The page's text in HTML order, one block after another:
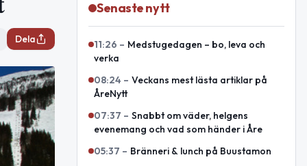
Dela
Senaste nytt
11:26 – Medstugedagen – bo, leva och
verka
08:24 – Veckans mest lästa artiklar på
ÅreNytt
07:37 – Snabbt om väder, helgens
evenemang och vad som händer i Åre
05:37 – Bränneri & lunch på Buustamon